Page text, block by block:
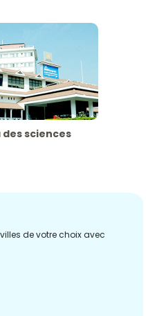
sciences
de votre choix avec